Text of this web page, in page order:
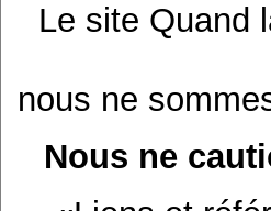
Le site Quand
nous ne
Nous ne